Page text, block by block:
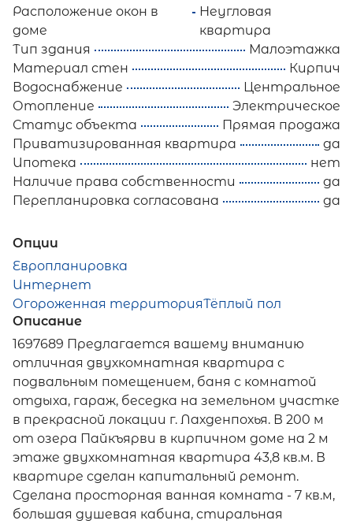
Расположение окон в
доме
Неугловая
квартира
Тип здания
Малоэтажка
Материал стен
Кирпич
Водоснабжение
Центральное
Отопление
Электрическое
Статус объекта
Прямая продажа
Приватизированная квартира
да
Ипотека
нет
Наличие права собственности
да
Перепланировка согласована
да
Опции
Европланировка
Интернет
Огороженная территорияТёплый пол
Описание
1697689 Предлагается вашему вниманию
отличная двухкомнатная квартира с
подвальным помещением, баня с комнатой
отдыха, гараж, беседка на земельном участке
в прекрасной локации г. Лахденпохья. В 200 м
от озера Пайкъярви в кирпичном доме на 2 м
этаже двухкомнатная квартира 43,8 кв.м. В
квартире сделан капитальный ремонт.
Сделана просторная ванная комната - 7 кв.м,
большая душевая кабина, стиральная